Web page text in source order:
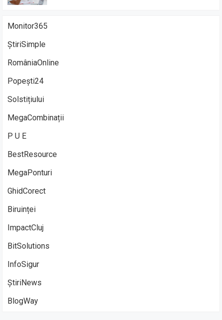
Monitor365
ȘtiriSimple
RomâniaOnline
Popești24
Solstițiului
MegaCombinații
P U E
BestResource
MegaPonturi
GhidCorect
Biruinței
ImpactCluj
BitSolutions
InfoSigur
ȘtiriNews
BlogWay